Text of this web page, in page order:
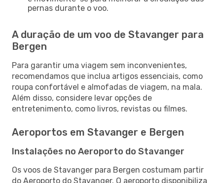
pernas durante o voo.
A duração de um voo de Stavanger para
Bergen
Para garantir uma viagem sem inconvenientes,
recomendamos que inclua artigos essenciais, como
roupa confortável e almofadas de viagem, na mala.
Além disso, considere levar opções de
entretenimento, como livros, revistas ou filmes.
Aeroportos em Stavanger e Bergen
Instalações no Aeroporto do Stavanger
Os voos de Stavanger para Bergen costumam partir
do Aeroporto do Stavanger. O aeroporto disponibiliza